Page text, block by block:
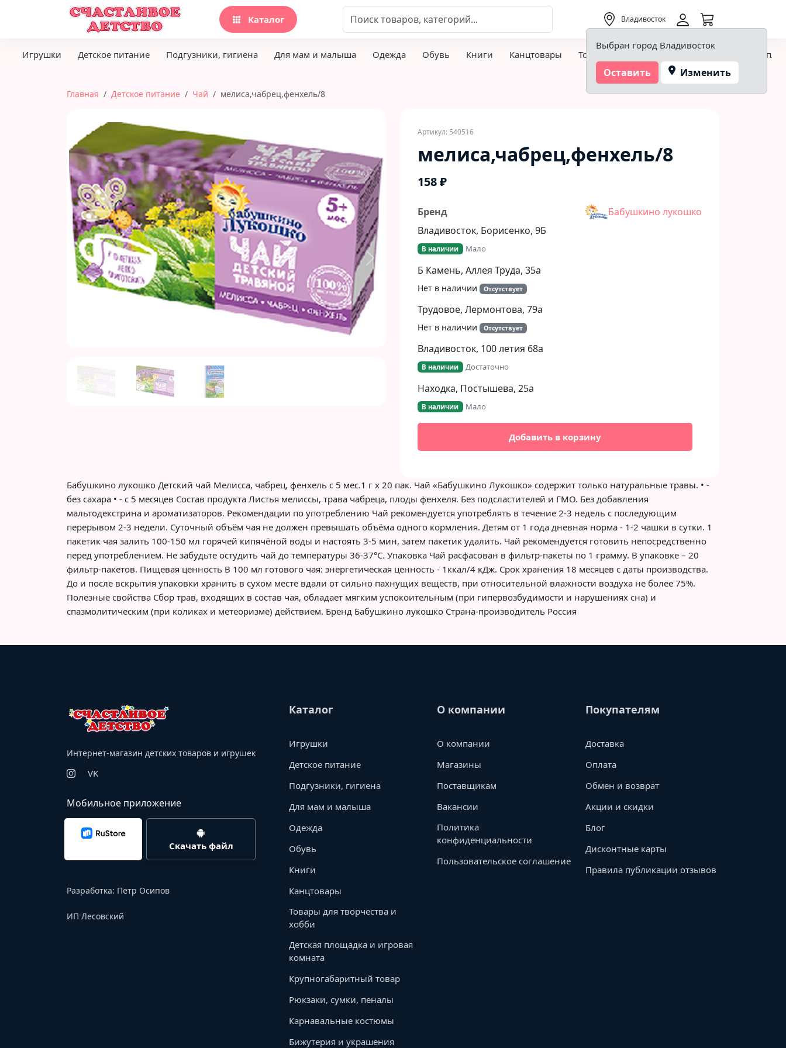
Каталог Владивосток
Выбран город Владивосток
Оставить Изменить
Игрушки Детское питание Подгузники, гигиена Для мам и малыша Одежда Обувь Книги Канцтовары Товары для творчества и хобби Детская
Главная Детское питание Чай мелиса,чабрец,фенхель/8
Previous Next
Артикул: 540516
мелиса,чабрец,фенхель/8
158 ₽
Бренд
Бабушкино лукошко
Владивосток, Борисенко, 9Б​
В наличии Мало
Б Камень, Аллея Труда, 35а
Нет в наличии Отсутствует
Трудовое, Лермонтова, 79а
Нет в наличии Отсутствует
Владивосток, 100 летия 68а
В наличии Достаточно
Находка, Постышева, 25а
В наличии Мало
Добавить в корзину
Бабушкино лукошко Детский чай Мелисса, чабрец, фенхель с 5 мес.1 г х 20 пак. Чай «Бабушкино Лукошко» содержит только натуральные травы. • -
без сахара • - с 5 месяцев Состав продукта Листья мелиссы, трава чабреца, плоды фенхеля. Без подсластителей и ГМО. Без добавления
мальтодекстрина и ароматизаторов. Рекомендации по употреблению Чай рекомендуется употреблять в течение 2-3 недель с последующим
перерывом 2-3 недели. Суточный объём чая не должен превышать объёма одного кормления. Детям от 1 года дневная норма - 1-2 чашки в сутки. 1
пакетик чая залить 100-150 мл горячей кипячёной воды и настоять 3-5 мин, затем пакетик удалить. Чай рекомендуется готовить непосредственно
перед употреблением. Не забудьте остудить чай до температуры 36-37°С. Упаковка Чай расфасован в фильтр-пакеты по 1 грамму. В упаковке – 20
фильтр-пакетов. Пищевая ценность В 100 мл готового чая: энергетическая ценность - 1ккал/4 кДж. Срок хранения 18 месяцев с даты производства.
До и после вскрытия упаковки хранить в сухом месте вдали от сильно пахнущих веществ, при относительной влажности воздуха не более 75%.
Полезные свойства Сбор трав, входящих в состав чая, обладает мягким успокоительным (при гипервозбудимости и нарушениях сна) и
спазмолитическим (при коликах и метеоризме) действием. Бренд Бабушкино лукошко Страна-производитель Россия
Интернет-магазин детских товаров и игрушек
VK
Мобильное приложение
Скачать файл
Разработка: Петр Осипов
ИП Лесовский
Каталог
Игрушки
Детское питание
Подгузники, гигиена
Для мам и малыша
Одежда
Обувь
Книги
Канцтовары
Товары для творчества и
хобби
Детская площадка и игровая
комната
Крупногабаритный товар
Рюкзаки, сумки, пеналы
Карнавальные костюмы
Бижутерия и украшения
О компании
О компании
Магазины
Поставщикам
Вакансии
Политика
конфиденциальности
Пользовательское соглашение
Покупателям
Доставка
Оплата
Обмен и возврат
Акции и скидки
Блог
Дисконтные карты
Правила публикации отзывов